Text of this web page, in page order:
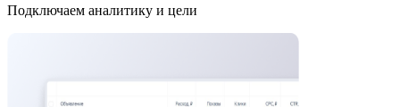
Подключаем аналитику и цели